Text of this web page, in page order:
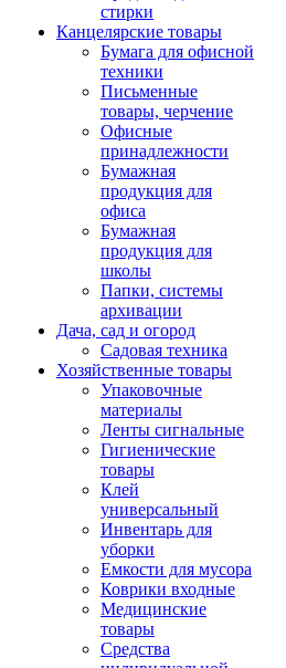
стирки
Канцелярские товары
Бумага для офисной
техники
Письменные
товары, черчение
Офисные
принадлежности
Бумажная
продукция для
офиса
Бумажная
продукция для
школы
Папки, системы
архивации
Дача, сад и огород
Садовая техника
Хозяйственные товары
Упаковочные
материалы
Ленты сигнальные
Гигиенические
товары
Клей
универсальный
Инвентарь для
уборки
Емкости для мусора
Коврики входные
Медицинские
товары
Средства